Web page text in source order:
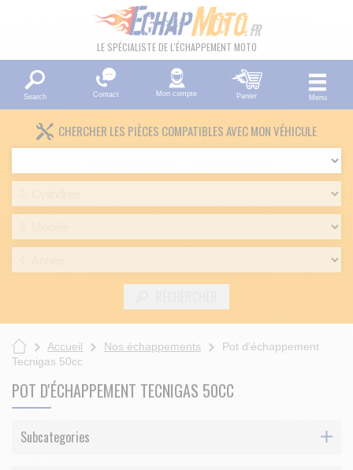
LE SPÉCIALISTE DE L'ÉCHAPPEMENT MOTO
Search Contact Mon compte Panier Menu
CHERCHER LES PIÈCES COMPATIBLES AVEC MON VÉHICULE
Accueil Nos échappements
Pot d'échappement
Tecnigas 50cc
POT D'ÉCHAPPEMENT TECNIGAS 50CC
Subcategories